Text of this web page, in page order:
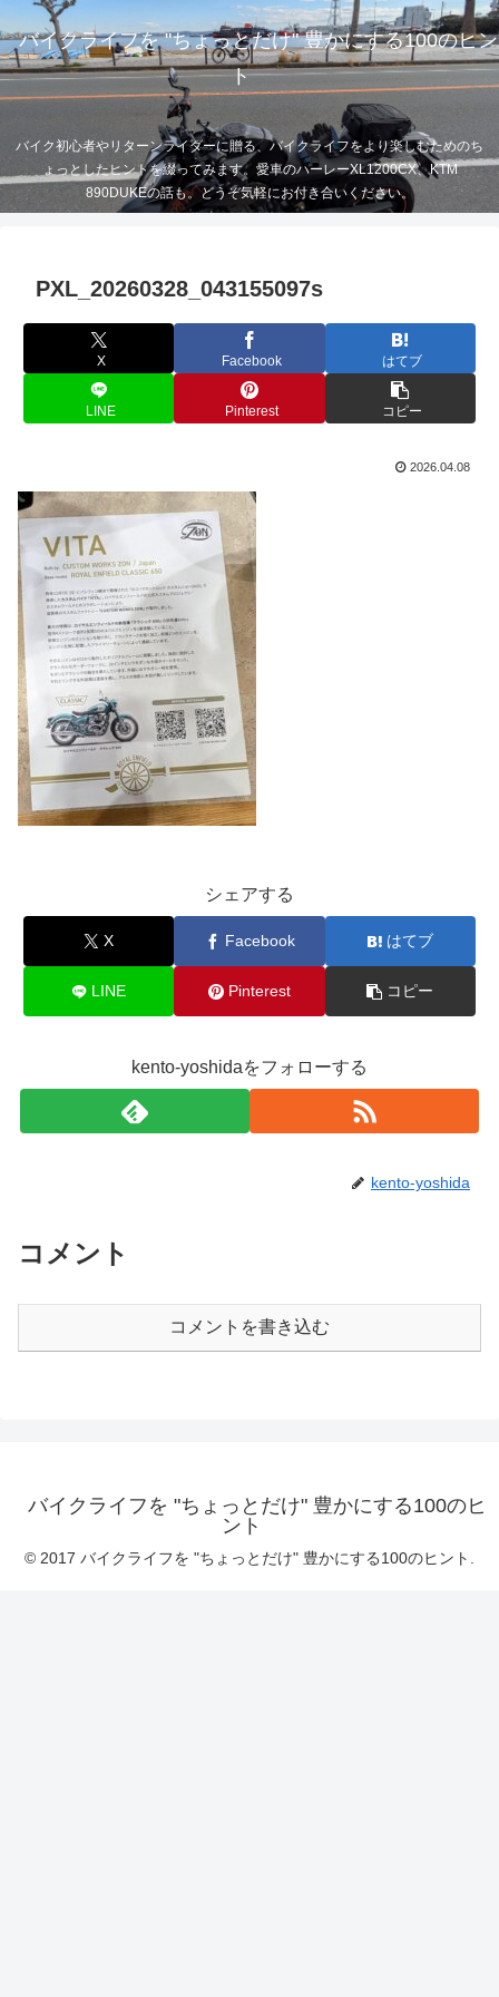
バイクライフを "ちょっとだけ" 豊かにする100のヒン
ト
バイク初心者やリターンライダーに贈る、バイクライフをより楽しむためのち
ょっとしたヒントを綴ってみます。愛車のハーレーXL1200CX、KTM
890DUKEの話も。どうぞ気軽にお付き合いください。
PXL_20260328_043155097s
X Facebook はてブ
LINE Pinterest コピー
2026.04.08
シェアする
X Facebook はてブ
LINE Pinterest コピー
kento-yoshidaをフォローする
kento-yoshida
コメント
コメントを書き込む
バイクライフを "ちょっとだけ" 豊かにする100のヒ
ント
© 2017 バイクライフを "ちょっとだけ" 豊かにする100のヒント.